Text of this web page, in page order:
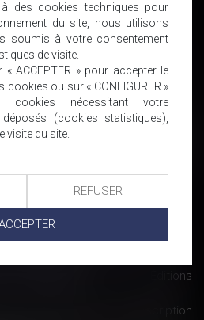
par géolocalisation : non sauf... -
préavis : quelle indemnisation -
? | Le portail des ministères
de jours de repos à des collègues
dépendantes ou handicapées
et compétence : nouvelles
| Dalloz Actualité
gagnant-gagnant pour salariés et
- Éditions Francis Lefebvre
autorise le rachat de La Redoute
et requalification en CDI - Éditions
conventionnelle : la prescription
des cookies techniques pour
du site, nous utilisons
soumis à votre consentement
de visite.
ACCEPTER » pour accepter le
cookies ou sur « CONFIGURER »
nécessitant votre
(cookies statistiques),
visite du site.
REFUSER